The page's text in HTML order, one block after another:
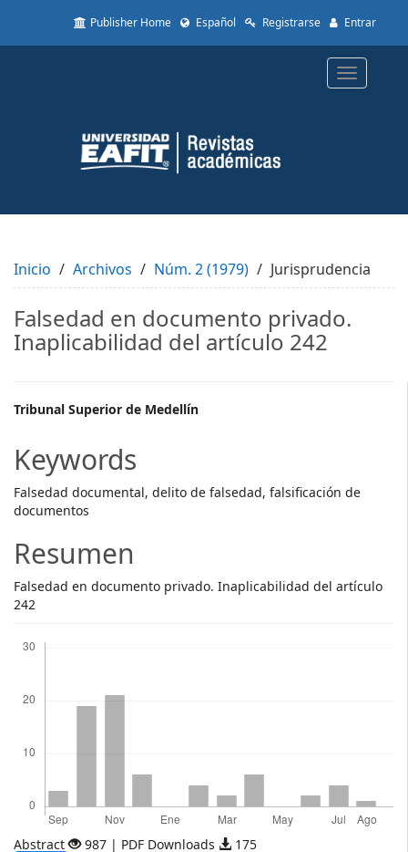
to
Content
Sidebar
Publisher Home Español Registrarse Entrar
Toggle
Inicio Archivos Núm. 2 (1979) Jurisprudencia
Falsedad en documento privado.
Inaplicabilidad del artículo 242
Main
Article
Content
Tribunal Superior de Medellín
Keywords
Falsedad documental, delito de falsedad, falsificación de
documentos
Resumen
Falsedad en documento privado. Inaplicabilidad del artículo
242
Abstract 987 | PDF Downloads 175